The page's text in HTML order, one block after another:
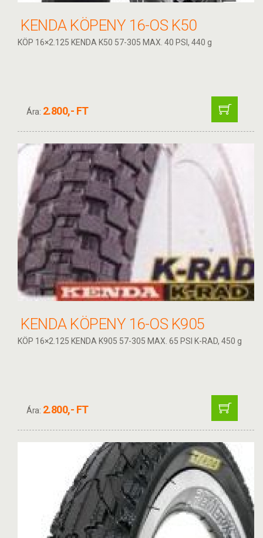
KENDA KÖPENY 16-OS K50
KÖP 16×2.125 KENDA K50 57-305 MAX. 40 PSI, 440 g
Ára: 2.800,- FT
KENDA KÖPENY 16-OS K905
KÖP 16×2.125 KENDA K905 57-305 MAX. 65 PSI K-RAD, 450 g
Ára: 2.800,- FT